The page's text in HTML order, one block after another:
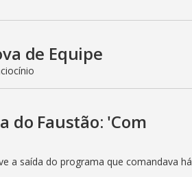
de Equipe
do Faustão: 'Com
a saída do programa que comandava há